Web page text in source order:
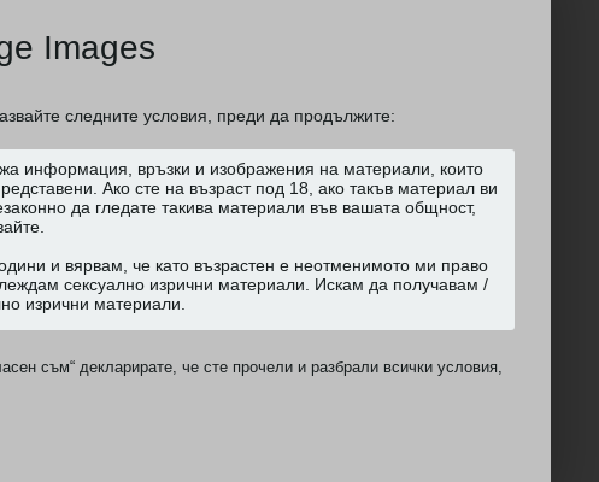
Images
следните условия, преди да продължите:
съм“ декларирате, че сте прочели и разбрали всички условия,